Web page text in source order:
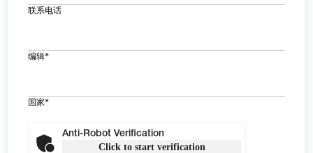
联系电话
编辑*
国家*
Anti-Robot Verification
Click to start verification